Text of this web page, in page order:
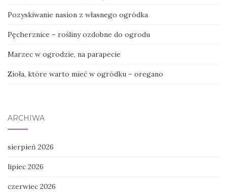
Pozyskiwanie nasion z własnego ogródka
Pęcherznice – rośliny ozdobne do ogrodu
Marzec w ogrodzie, na parapecie
Zioła, które warto mieć w ogródku – oregano
ARCHIWA
sierpień 2026
lipiec 2026
czerwiec 2026